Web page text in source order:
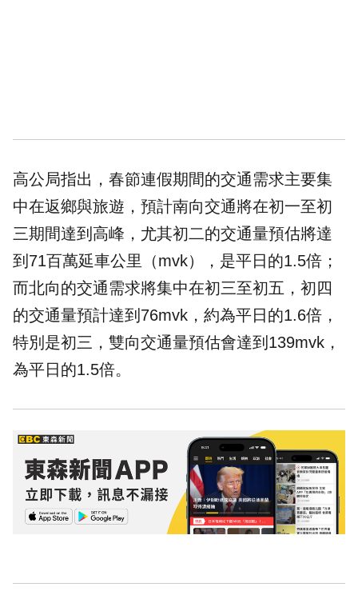
高公局指出，春節連假期間的交通需求主要集
中在返鄉與旅遊，預計南向交通將在初一至初
三期間達到高峰，尤其初二的交通量預估將達
到71百萬延車公里（mvk），是平日的1.5倍；
而北向的交通需求將集中在初三至初五，初四
的交通量預計達到76mvk，約為平日的1.6倍，
特別是初三，雙向交通量預估會達到139mvk，
為平日的1.5倍。